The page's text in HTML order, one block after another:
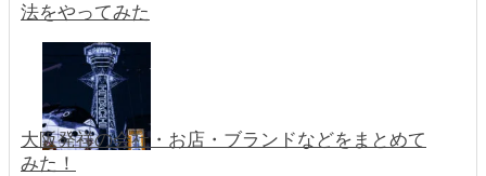
法をやってみた
大阪発祥の会社・お店・ブランドなどをまとめて
みた！